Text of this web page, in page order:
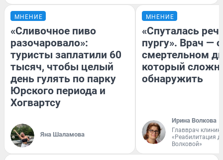
МНЕНИЕ
«Сливочное пиво
разочаровало»:
туристы заплатили 60
тысяч, чтобы целый
день гулять по парку
Юрского периода и
Хогвартсу
Яна Шаламова
МНЕНИЕ
«Спуталась
пургу». Врач — о
смертельном
который
обнаружить
Ирина Волкова
Главврач
«Реабилитация
Волковой»